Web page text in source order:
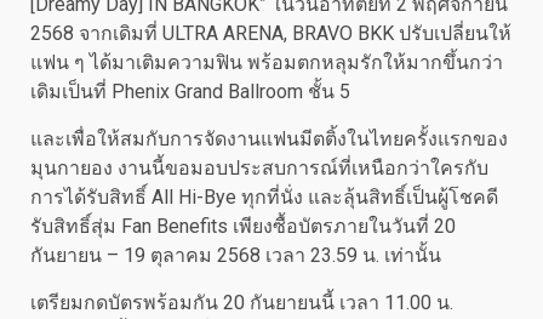
2568 จากเดิมที่ ULTRA ARENA, BRAVO BKK ปรับเปลี่ยนให้
แฟน ๆ ได้มาเติมความฟิน พร้อมตกหลุมรักให้มากขึ้นกว่า
เดิมเป็นที่ Phenix Grand Ballroom ชั้น 5
และเพื่อให้สมกับการจัดงานแฟนมีตติ้งในไทยครั้งแรกของ
มุนกายอง งานนี้ขอมอบประสบการณ์ที่เหนือกว่าใครกับ
การได้รับสิทธิ์ All Hi-Bye ทุกที่นั่ง และลุ้นสิทธิ์เป็นผู้โชคดี
รับสิทธิ์สุ่ม Fan Benefits เพียงซื้อบัตรภายในวันที่ 20
กันยายน – 19 ตุลาคม 2568 เวลา 23.59 น. เท่านั้น
เตรียมกดบัตรพร้อมกัน 20 กันยายนนี้ เวลา 11.00 น.